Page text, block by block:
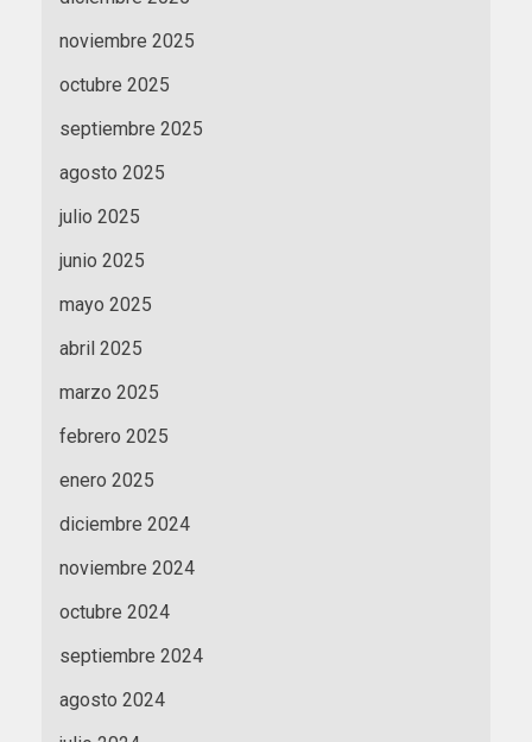
noviembre 2025
octubre 2025
septiembre 2025
agosto 2025
julio 2025
junio 2025
mayo 2025
abril 2025
marzo 2025
febrero 2025
enero 2025
diciembre 2024
noviembre 2024
octubre 2024
septiembre 2024
agosto 2024